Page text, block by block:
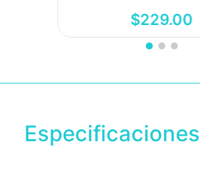
$229.00
Especificaciones